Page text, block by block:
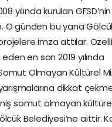
yılında kurulan GFSD’nin
O günden bu yana
imza attılar.
en son 2019 yılında
Olmayan Kültürel
dikkat
somut olmayan
Belediyesi’ne aittir.